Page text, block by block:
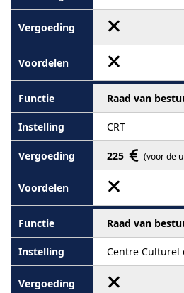
Raad van
CRT
225 (voor de
Raad van
Centre Culturel